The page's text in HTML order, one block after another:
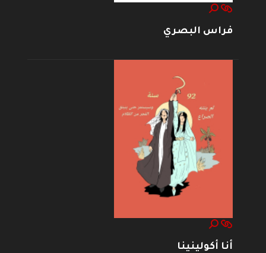
فراس البصري
أنا أكولينينا